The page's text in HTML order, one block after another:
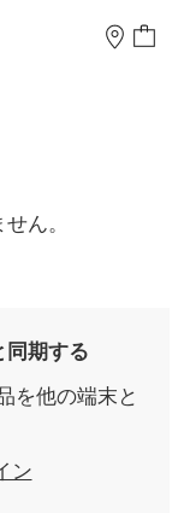
ん。
同期する
を他の端末と
ン